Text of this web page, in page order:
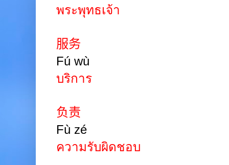
พระพุทธเจ้า
服务
Fú wù
บริการ
负责
Fù zé
ความรับผิดชอบ